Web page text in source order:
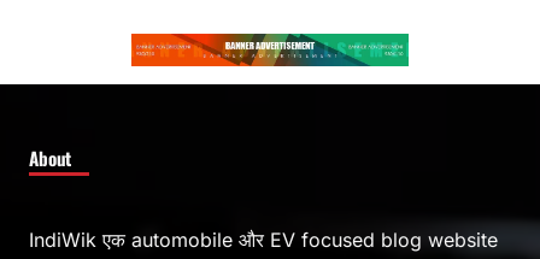
About
IndiWik एक automobile और EV focused blog website